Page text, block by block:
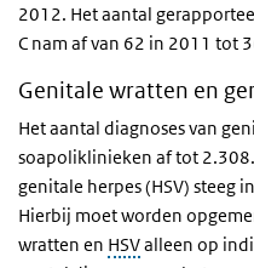
2012. Het aantal
C nam af van 62 in 2011 tot
Genitale wratten en
Het aantal diagnoses van
soapoliklinieken af tot
genitale herpes (HSV) steeg
Hierbij moet worden
wratten en HSValleen op